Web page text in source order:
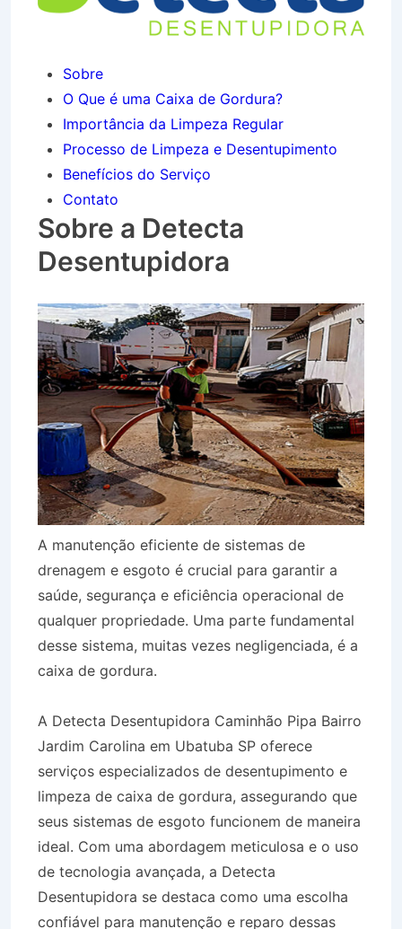
Sobre
O Que é uma Caixa de Gordura?
Importância da Limpeza Regular
Processo de Limpeza e Desentupimento
Benefícios do Serviço
Contato
Sobre a Detecta
Desentupidora
A manutenção eficiente de sistemas de
drenagem e esgoto é crucial para garantir a
saúde, segurança e eficiência operacional de
qualquer propriedade. Uma parte fundamental
desse sistema, muitas vezes negligenciada, é a
caixa de gordura.
A Detecta Desentupidora Caminhão Pipa Bairro
Jardim Carolina em Ubatuba SP oferece
serviços especializados de desentupimento e
limpeza de caixa de gordura, assegurando que
seus sistemas de esgoto funcionem de maneira
ideal. Com uma abordagem meticulosa e o uso
de tecnologia avançada, a Detecta
Desentupidora se destaca como uma escolha
confiável para manutenção e reparo dessas